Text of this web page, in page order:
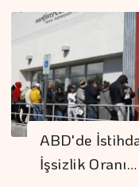
ABD'de
İşsizlik Oranı…